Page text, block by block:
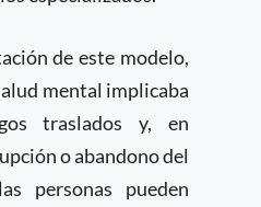
de este modelo,
mental implicaba
traslados y, en
o abandono del
personas pueden